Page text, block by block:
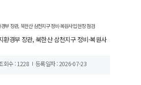
환경부 장관, 북한산 삼천지구 정비·복원사
회수 : 1228 등록일자 : 2026-07-23